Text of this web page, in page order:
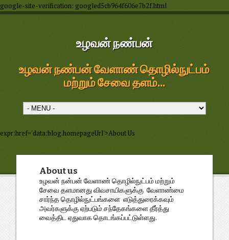
google-site-verification: googled5cb964f606e7b2f.html
உழவன் நண்பன்
உழவன் நண்பன் வேளாண் தொழில்நுட்பம்
மற்றும் சேவை தளம்...
expr:href='data:blog.homepageUrl'>About Us
About us
உழவன் நன்பன் வேளாண் தொழில்நுட்பம் மற்றும்
சேவை தளமானது விவசாயிகளுக்கு வேளாண்மை
சார்ந்த தொழில்நுட்பங்களை எடுத்துரைக்கவும்
அவர்களுக்கு ஏற்படும் சந்தேகங்களை தீர்த்து
வைத்திட ஏதுவாக தொடங்கப்பட்டுள்ளது.